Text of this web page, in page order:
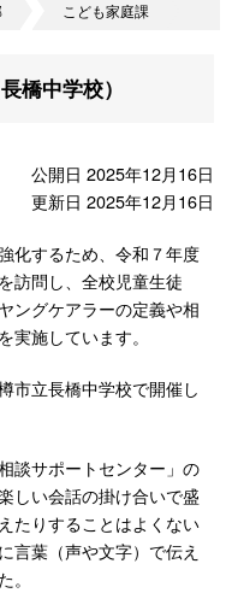
こども家庭課
橋中学校）
公開日 2025年12月16日
更新日 2025年12月16日
化するため、令和７年度
訪問し、全校児童生徒
ングケアラーの定義や相
施しています。
市立長橋中学校で開催し
談サポートセンター」の
しい会話の掛け合いで盛
たりすることはよくない
言葉（声や文字）で伝え